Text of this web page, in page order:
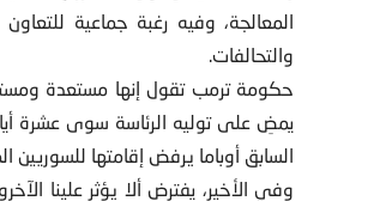
المعالجة، وفيه رغبة جماعية
والتحالفات.
حكومة ترمب تقول إنها مستعدة
يمضِ على توليه الرئاسة سوى عشرة
السابق أوباما يرفض إقامتها للسوريين المشردين، الذين
وفي الأخير، يفترض ألا يؤثر علينا